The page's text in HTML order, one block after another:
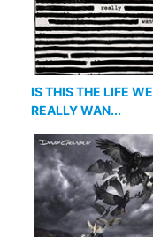
IS THIS THE LIFE WE
REALLY WAN...